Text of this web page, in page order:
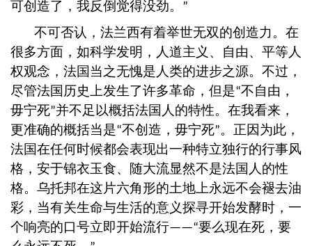
可创造了，我反倒觉得没劲。
”
不可否认，法兰西有着举世无双的创造力。在
很多方面，如科学发明，人道主义、自由、平等人
权观念，法国当之无愧是人类的进步之源。不过，
尽管法国历史上发生了许多革命，但是“不自由，
毋宁死”并不足以概括法国人的特性。在我看来，
更准确的概括当是“不创造，毋宁死”。正因为此，
法国在任何时候都会表现出一种特立独行的行事风
格，安于锦衣玉食、随大流显然不是法国人的性
格。乌托邦在这片六角形的土地上永远不会褪去油
彩，当有关生命与生活的意义探寻开始发酵时，一
个响亮的口号立即开始流行——“要么现在死，要